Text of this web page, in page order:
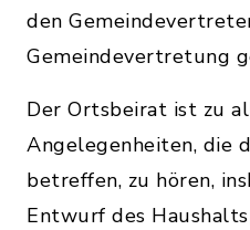
den
Gemeindevertretung
Der Ortsbeirat ist zu
Angelegenheiten, die
betreffen, zu hören,
Entwurf des